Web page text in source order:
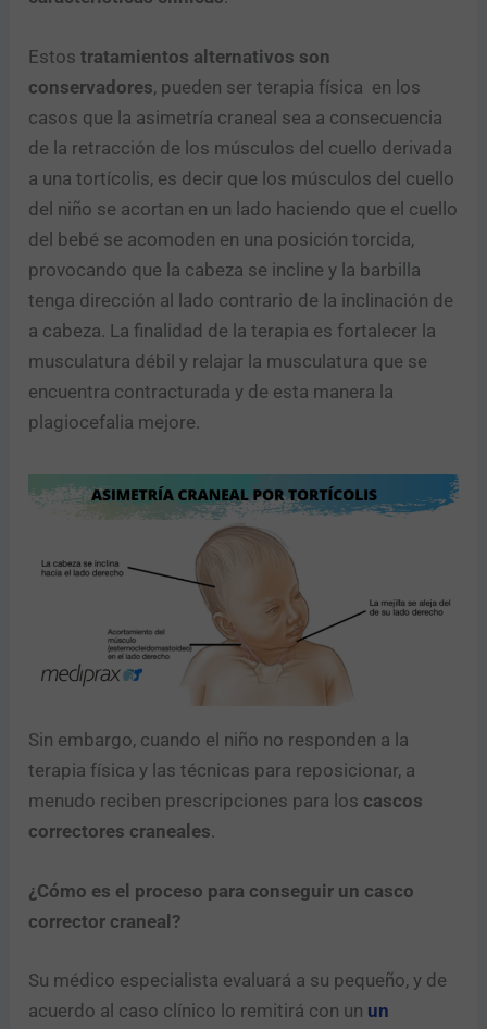
Estostratamientos alternativos son
conservadores, pueden ser terapia física en los
casos que la asimetría craneal sea a consecuencia
de la retracción de los músculos del cuello derivada
a una tortícolis, es decir que los músculos del cuello
del niño se acortan en un lado haciendo que el cuello
del bebé se acomoden en una posición torcida,
provocando que la cabeza se incline y la barbilla
tenga dirección al lado contrario de la inclinación de
a cabeza. La finalidad de la terapia es fortalecer la
musculatura débil y relajar la musculatura que se
encuentra contracturada y de esta manera la
plagiocefalia mejore.
Sin embargo, cuando el niño no responden a la
terapia física y las técnicas para reposicionar, a
menudo reciben prescripciones para los cascos
correctores craneales.
¿Cómo es el proceso para conseguir un casco
corrector craneal?
Su médico especialista evaluará a su pequeño, y de
acuerdo al caso clínico lo remitirá con un un